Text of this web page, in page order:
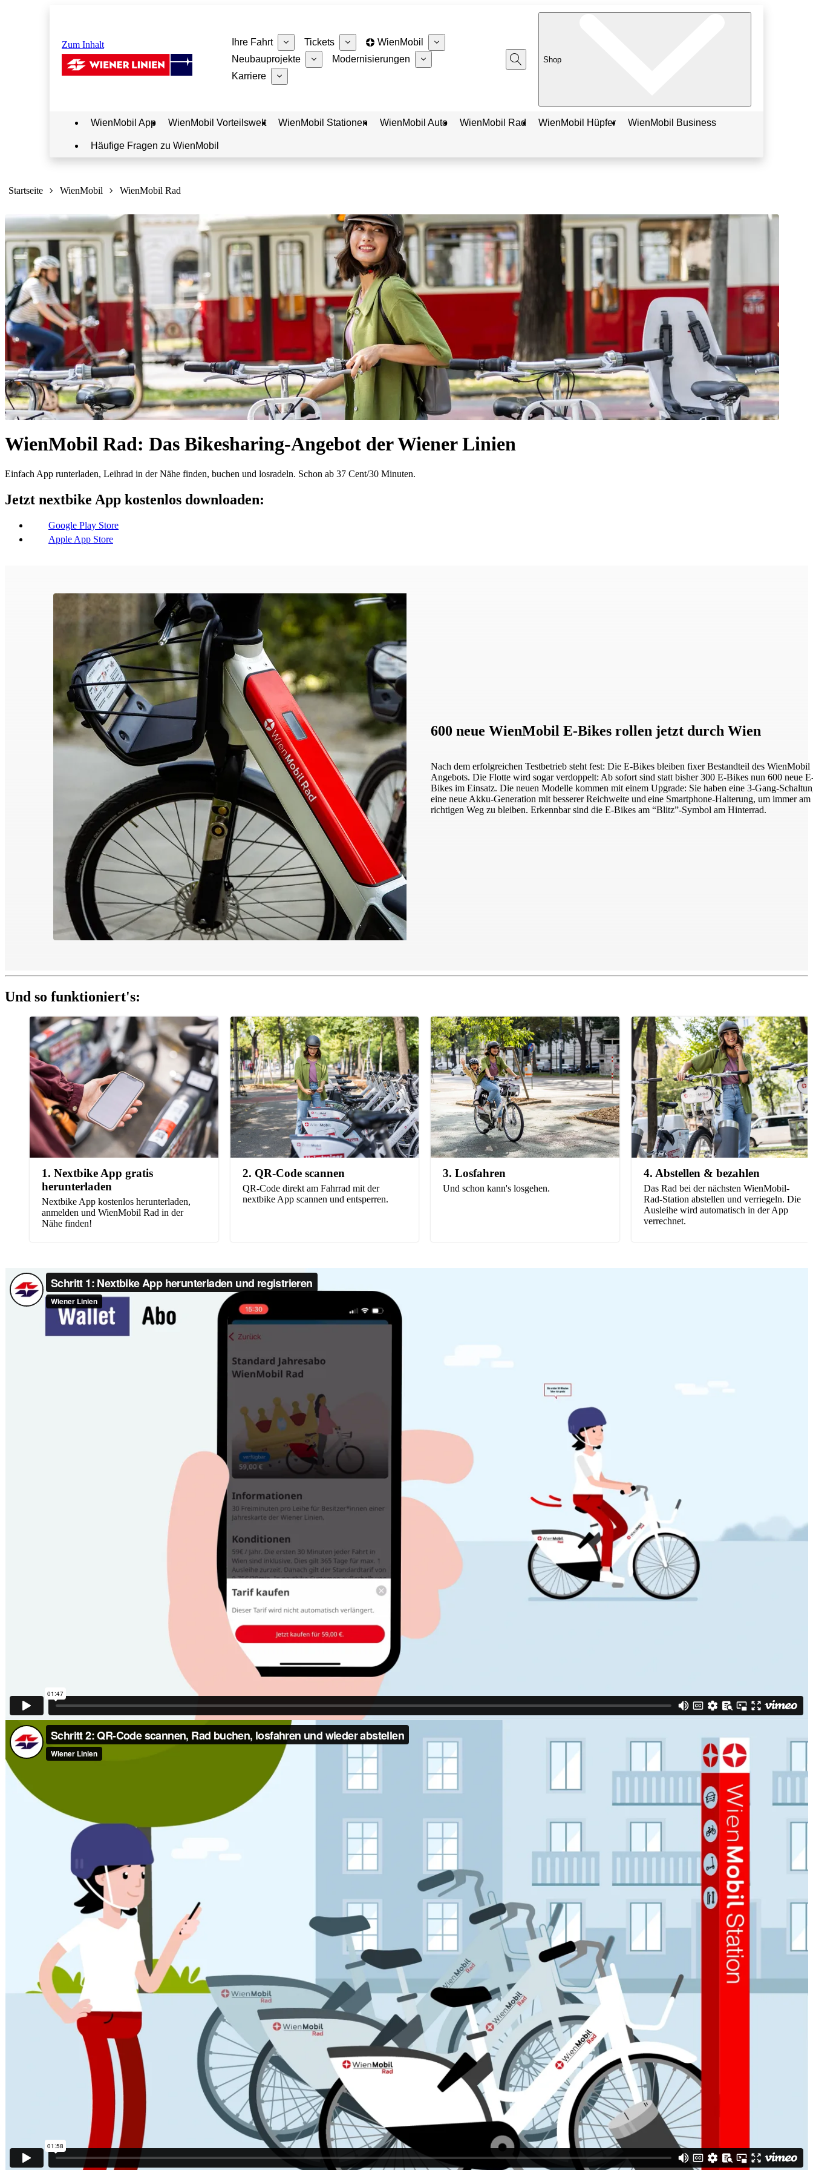
Zum Inhalt Ihre Fahrt Tickets
WienMobil
Neubauprojekte
Modernisierungen
Karriere
Shop
WienMobil App WienMobil Vorteilswelt WienMobil Stationen WienMobil Auto WienMobil Rad WienMobil Hüpfer WienMobil Business
Häufige Fragen zu WienMobil
hier:
Startseite WienMobil WienMobil Rad
WienMobil Rad: Das Bikesharing-Angebot der Wiener Linien
Einfach App runterladen, Leihrad in der Nähe finden, buchen und losradeln. Schon ab 37 Cent/30 Minuten.
Jetzt nextbike App kostenlos downloaden:
Google Play Store
Apple App Store
600 neue WienMobil E-Bikes rollen jetzt durch Wien
Nach dem erfolgreichen Testbetrieb steht fest: Die E-Bikes bleiben fixer Bestandteil des WienMobil
Angebots. Die Flotte wird sogar verdoppelt: Ab sofort sind statt bisher 300 E-Bikes nun 600 neue
Bikes im Einsatz. Die neuen Modelle kommen mit einem Upgrade: Sie haben eine 3-Gang-
eine neue Akku-Generation mit besserer Reichweite und eine Smartphone-Halterung, um immer am
richtigen Weg zu bleiben. Erkennbar sind die E-Bikes am “Blitz”-Symbol am Hinterrad.
Und so funktioniert's:
1. Nextbike App gratis
herunterladen
Nextbike App kostenlos herunterladen,
anmelden und WienMobil Rad in der
Nähe finden!
2. QR-Code scannen
QR-Code direkt am Fahrrad mit der
nextbike App scannen und entsperren.
3. Losfahren
Und schon kann's losgehen.
4. Abstellen & bezahlen
Das Rad bei der nächsten WienMobil-
Rad-Station abstellen und verriegeln. Die
Ausleihe wird automatisch in der App
verrechnet.